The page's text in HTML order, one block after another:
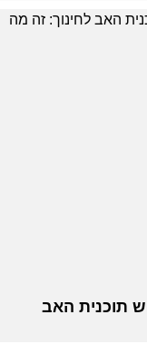
תוכנית האב